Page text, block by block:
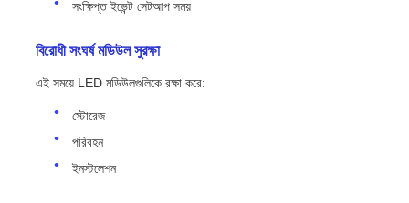
সংক্ষিপ্ত ইভেন্ট সেটআপ সময়
বিরোধী সংঘর্ষ মডিউল সুরক্ষা
এই সময়ে LED মডিউলগুলিকে রক্ষা করে:
স্টোরেজ
পরিবহন
ইনস্টলেশন